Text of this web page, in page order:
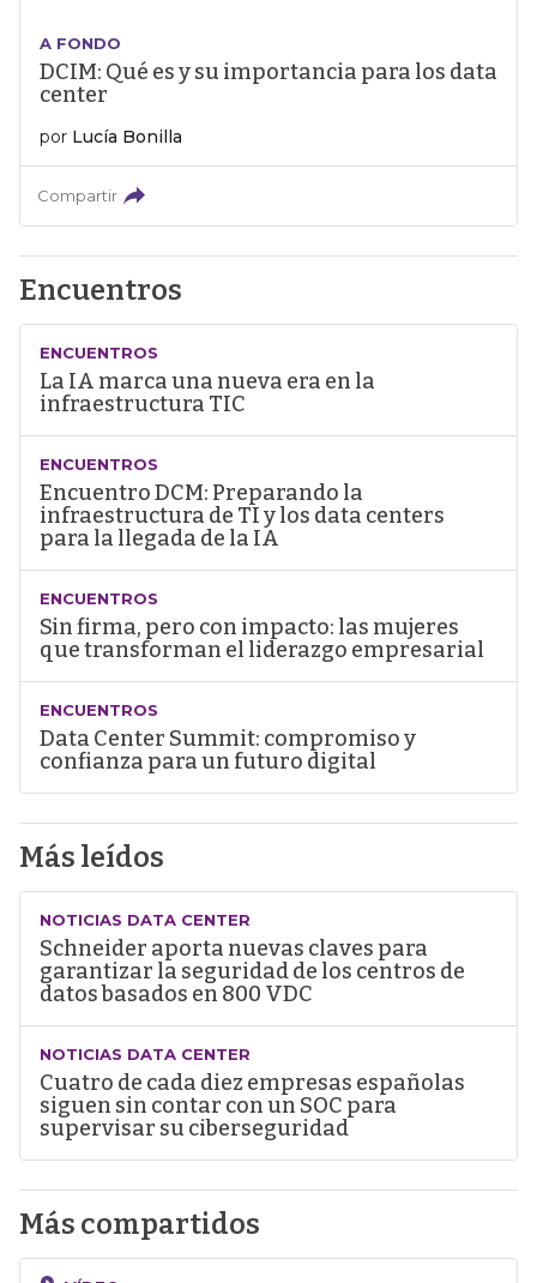
A FONDO
DCIM: Qué es y su importancia para los data
center
por Lucía Bonilla
Compartir
Encuentros
ENCUENTROS
La IA marca una nueva era en la
infraestructura TIC
ENCUENTROS
Encuentro DCM: Preparando la
infraestructura de TI y los data centers
para la llegada de la IA
ENCUENTROS
Sin firma, pero con impacto: las mujeres
que transforman el liderazgo empresarial
ENCUENTROS
Data Center Summit: compromiso y
confianza para un futuro digital
Más leídos
NOTICIAS DATA CENTER
Schneider aporta nuevas claves para
garantizar la seguridad de los centros de
datos basados en 800 VDC
NOTICIAS DATA CENTER
Cuatro de cada diez empresas españolas
siguen sin contar con un SOC para
supervisar su ciberseguridad
Más compartidos